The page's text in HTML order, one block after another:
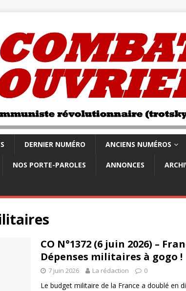
DERNIER NUMÉRO ANCIENS NUMÉROS
NOS PORTE-PAROLES ANNONCES
CO N°1372 (6 juin 2026) –
Dépenses militaires à gogo !
7 juin 2026 La rédaction 0
Le budget militaire de la France a doublé en